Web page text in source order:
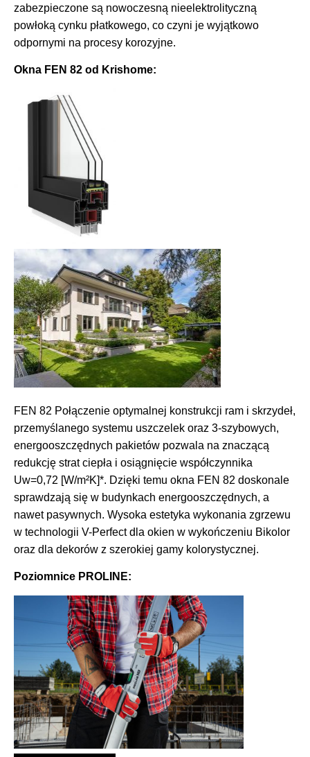
zabezpieczone są nowoczesną nieelektrolityczną
powłoką cynku płatkowego, co czyni je wyjątkowo
odpornymi na procesy korozyjne.
Okna FEN 82 od Krishome:
FEN 82 Połączenie optymalnej konstrukcji ram i skrzydeł,
przemyślanego systemu uszczelek oraz 3-szybowych,
energooszczędnych pakietów pozwala na znaczącą
redukcję strat ciepła i osiągnięcie współczynnika
Uw=0,72 [W/m²K]*. Dzięki temu okna FEN 82 doskonale
sprawdzają się w budynkach energooszczędnych, a
nawet pasywnych. Wysoka estetyka wykonania zgrzewu
w technologii V-Perfect dla okien w wykończeniu Bikolor
oraz dla dekorów z szerokiej gamy kolorystycznej.
Poziomnice PROLINE: